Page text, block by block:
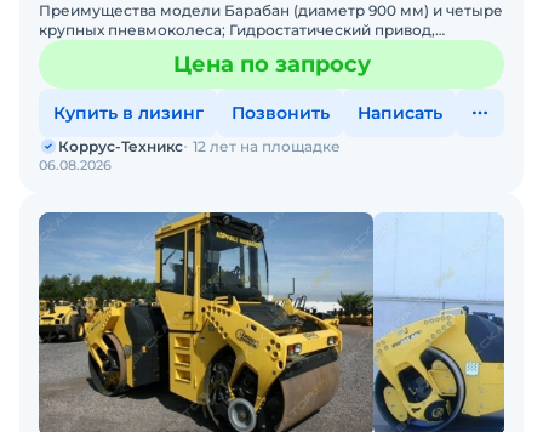
Преимущества модели Барабан (диаметр 900 мм) и четыре
крупных пневмоколеса; Гидростатический привод,
многофункциональная рукоять управления; Система
контроля
Цена по запросу
Купить в лизинг Позвонить Написать
06.08.2026
Коррус-Техникс 12 лет на площадке